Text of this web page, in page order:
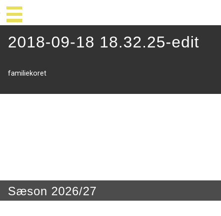
2018-09-18 18.32.25-edit
familiekoret
Sæson 2026/27